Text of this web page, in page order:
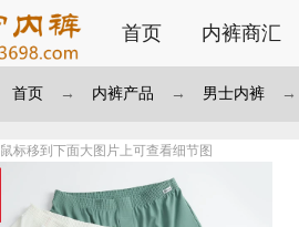
首页 内裤商汇
首页 → 内裤产品 → 男士内裤 →
鼠标移到下面大图片上可查看细节图